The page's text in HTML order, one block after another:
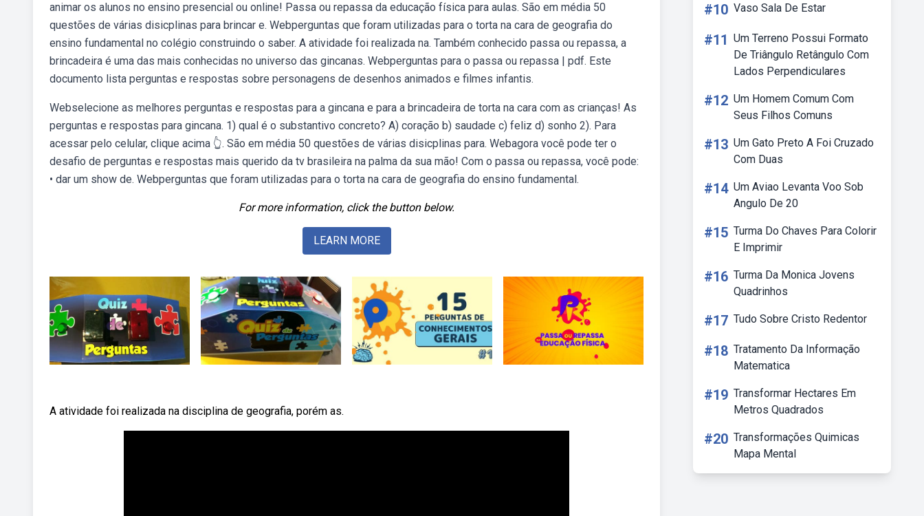
animar os alunos no ensino presencial ou online! Passa ou repassa da educação física para aulas. São em média 50
questões de várias disicplinas para brincar e. Webperguntas que foram utilizadas para o torta na cara de geografia do
ensino fundamental no colégio construindo o saber. A atividade foi realizada na. Também conhecido passa ou repassa, a
brincadeira é uma das mais conhecidas no universo das gincanas. Webperguntas para o passa ou repassa | pdf. Este
documento lista perguntas e respostas sobre personagens de desenhos animados e filmes infantis.
Webselecione as melhores perguntas e respostas para a gincana e para a brincadeira de torta na cara com as crianças! As
perguntas e respostas para gincana. 1) qual é o substantivo concreto? A) coração b) saudade c) feliz d) sonho 2). Para
acessar pelo celular, clique acima 👆. São em média 50 questões de várias disicplinas para. Webagora você pode ter o
desafio de perguntas e respostas mais querido da tv brasileira na palma da sua mão! Com o passa ou repassa, você pode:
• dar um show de. Webperguntas que foram utilizadas para o torta na cara de geografia do ensino fundamental.
For more information, click the button below.
LEARN MORE
A atividade foi realizada na disciplina de geografia, porém as.
#10 Vaso Sala De Estar
#11 Um Terreno Possui Formato
De Triângulo Retângulo Com
Lados Perpendiculares
#12 Um Homem Comum Com
Seus Filhos Comuns
#13 Um Gato Preto A Foi Cruzado
Com Duas
#14 Um Aviao Levanta Voo Sob
Angulo De 20
#15 Turma Do Chaves Para Colorir
E Imprimir
#16 Turma Da Monica Jovens
Quadrinhos
#17 Tudo Sobre Cristo Redentor
#18 Tratamento Da Informação
Matematica
#19 Transformar Hectares Em
Metros Quadrados
#20 Transformações Quimicas
Mapa Mental